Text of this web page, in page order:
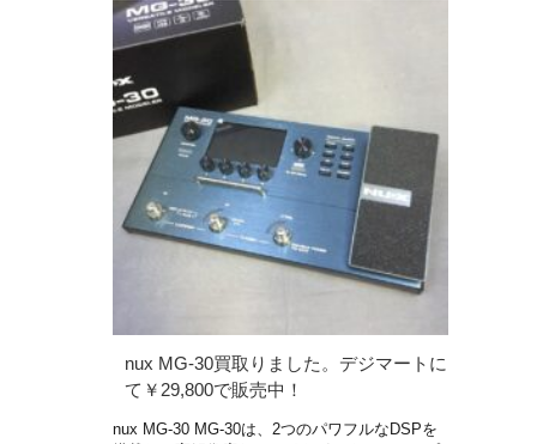
nux MG-30買取りました。デジマートに
て￥29,800で販売中！
nux MG-30 MG-30は、2つのパワフルなDSPを